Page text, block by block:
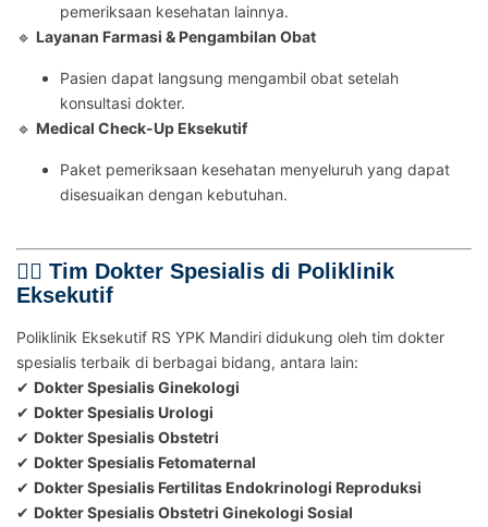
pemeriksaan kesehatan lainnya.
🔹 Layanan Farmasi & Pengambilan Obat
Pasien dapat langsung mengambil obat setelah
konsultasi dokter.
🔹 Medical Check-Up Eksekutif
Paket pemeriksaan kesehatan menyeluruh yang dapat
disesuaikan dengan kebutuhan.
👨‍⚕️ Tim Dokter Spesialis di Poliklinik
Eksekutif
Poliklinik Eksekutif RS YPK Mandiri didukung oleh tim dokter
spesialis terbaik di berbagai bidang, antara lain:
✔ Dokter Spesialis Ginekologi
✔ Dokter Spesialis Urologi
✔ Dokter Spesialis Obstetri
✔ Dokter Spesialis Fetomaternal
✔ Dokter Spesialis Fertilitas Endokrinologi Reproduksi
✔ Dokter Spesialis Obstetri Ginekologi Sosial